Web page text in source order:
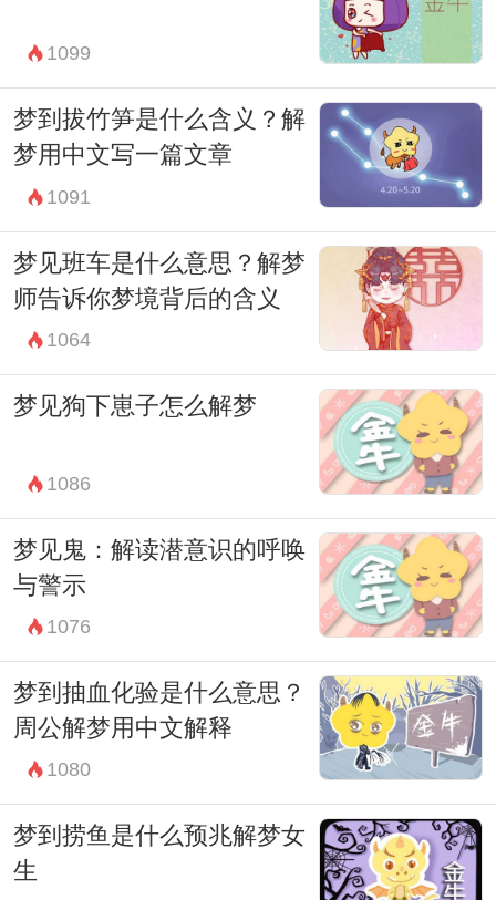
的种种信息，让它成为我们人生中的一部
分，而不是简单的忽略和遗忘。
1099
梦到拔竹笋是什么含义？解
梦用中文写一篇文章
1091
梦见班车是什么意思？解梦
师告诉你梦境背后的含义
1064
梦见狗下崽子怎么解梦
1086
梦见鬼：解读潜意识的呼唤
与警示
1076
梦到抽血化验是什么意思？
周公解梦用中文解释
1080
梦到捞鱼是什么预兆解梦女
生